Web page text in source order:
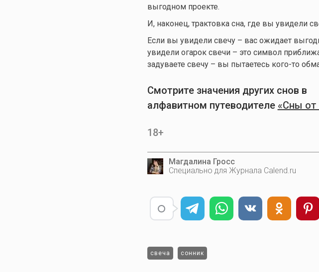
выгодном проекте.
И, наконец, трактовка сна, где вы увидели
Если вы увидели свечу – вас ожидает
увидели огарок свечи – это символ
задуваете свечу – вы пытаетесь кого-то
Смотрите значения других снов в
алфавитном путеводителе «Сны от
18+
Магдалина Гросс
Специально для Журнала Calend.ru
свеча сонник